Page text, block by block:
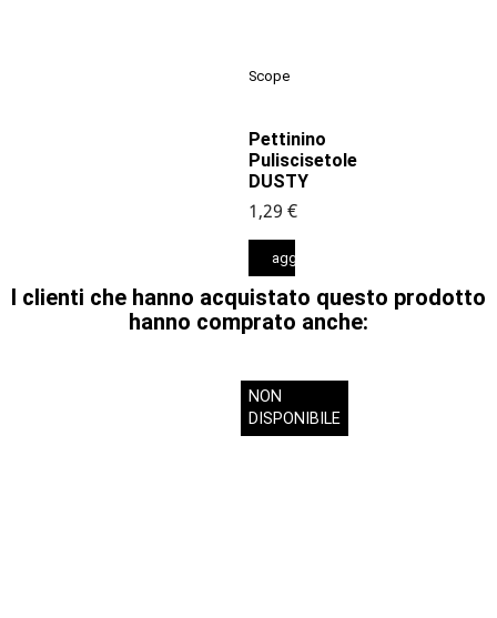
Scope
Pettinino
Puliscisetole
DUSTY
1,29 €
aggiungi al carrello
I clienti che hanno acquistato questo prodotto
hanno comprato anche:
NON
DISPONIBILE